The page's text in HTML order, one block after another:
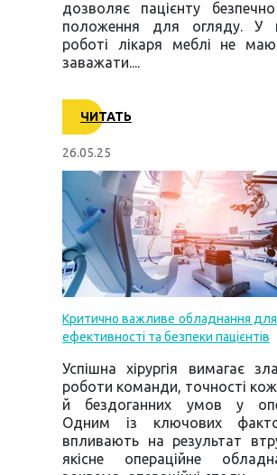
дозволяє пацієнту
положення для огляду. У
роботі лікаря меблі не
заважати....
ЧИТАТЬ
26.05.25
Критично важливе обладнання для
ефективності та безпеки пацієнтів
Успішна хірургія вимагає
роботи команди, точності
й бездоганних умов у
Одним із ключових
впливають на результат
якісне операційне